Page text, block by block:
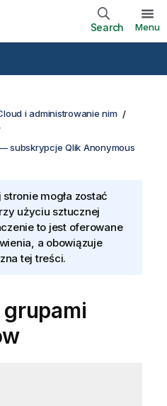
Search Menu
i administrowanie nim
subskrypcje Qlik Anonymous
mogła zostać
użyciu sztucznej
to jest oferowane
a obowiązuje
tej treści.